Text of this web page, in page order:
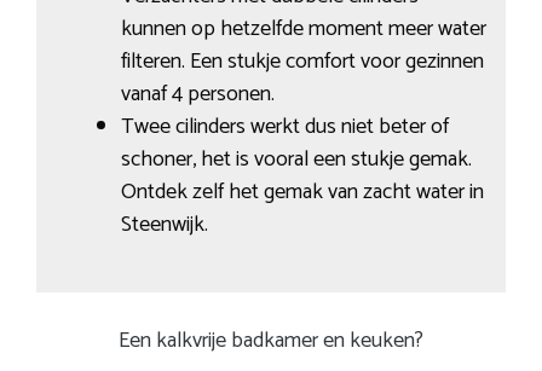
kunnen op hetzelfde moment meer water
filteren. Een stukje comfort voor gezinnen
vanaf 4 personen.
Twee cilinders werkt dus niet beter of
schoner, het is vooral een stukje gemak.
Ontdek zelf het gemak van zacht water in
Steenwijk.
Een kalkvrije badkamer en keuken?